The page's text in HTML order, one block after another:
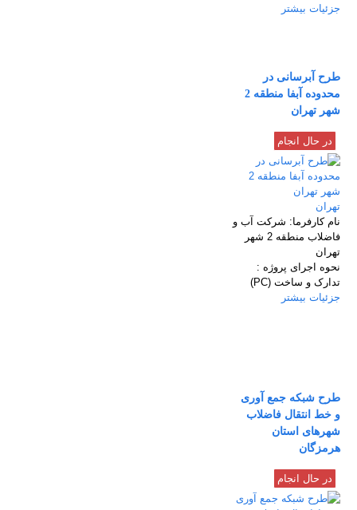
جزئیات بیشتر
طرح آبرسانی در
محدوده آبفا منطقه 2
شهر تهران
در حال انجام
تهران
نام كارفرما: شركت آب و
فاضلاب منطقه 2 شهر
تهران
نحوه اجرای پروژه :
تدارک و ساخت (PC)
جزئیات بیشتر
طرح شبکه جمع آوری
و خط انتقال فاضلاب
شهرهای استان
هرمزگان
در حال انجام